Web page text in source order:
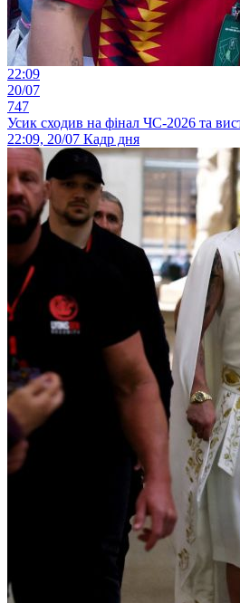
22:09
20/07
747
Усик сходив на фінал ЧС-2026 та
22:09, 20/07 Кадр дня